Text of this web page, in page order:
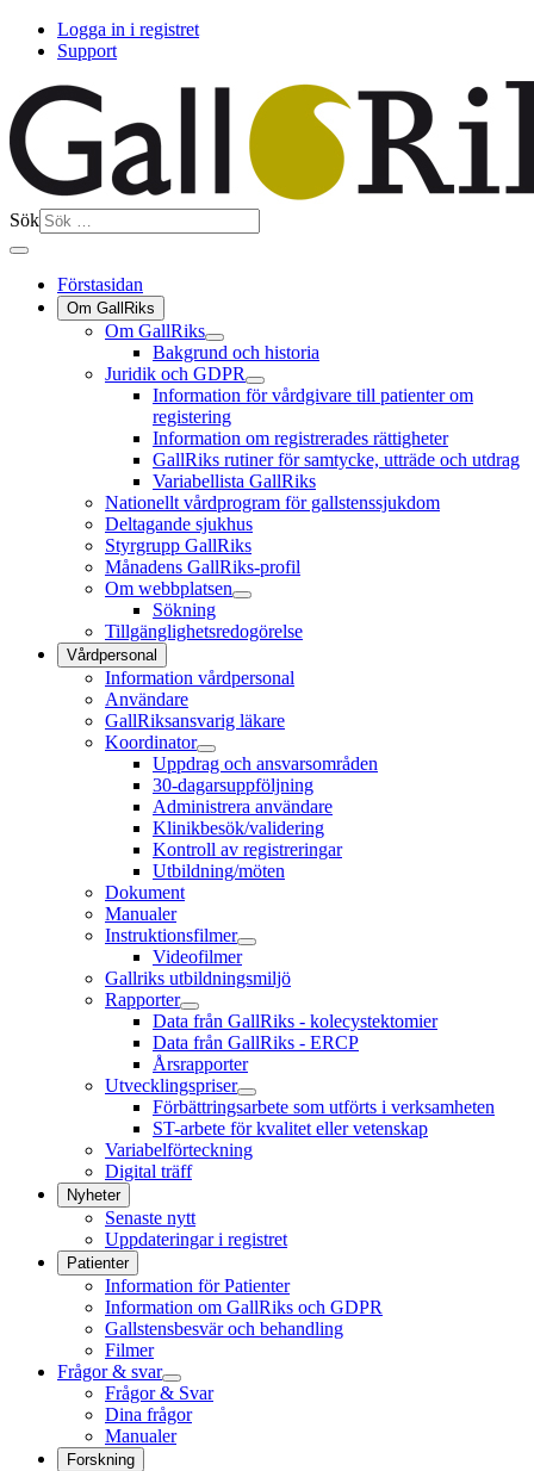
Logga in i registret
Support
Sök
Förstasidan
Om GallRiks
Om GallRiks
Bakgrund och historia
Juridik och GDPR
Information för vårdgivare till patienter om
registering
Information om registrerades rättigheter
GallRiks rutiner för samtycke, utträde och utdrag
Variabellista GallRiks
Nationellt vårdprogram för gallstenssjukdom
Deltagande sjukhus
Styrgrupp GallRiks
Månadens GallRiks-profil
Om webbplatsen
Sökning
Tillgänglighetsredogörelse
Vårdpersonal
Information vårdpersonal
Användare
GallRiksansvarig läkare
Koordinator
Uppdrag och ansvarsområden
30-dagarsuppföljning
Administrera användare
Klinikbesök/validering
Kontroll av registreringar
Utbildning/möten
Dokument
Manualer
Instruktionsfilmer
Videofilmer
Gallriks utbildningsmiljö
Rapporter
Data från GallRiks - kolecystektomier
Data från GallRiks - ERCP
Årsrapporter
Utvecklingspriser
Förbättringsarbete som utförts i verksamheten
ST-arbete för kvalitet eller vetenskap
Variabelförteckning
Digital träff
Nyheter
Senaste nytt
Uppdateringar i registret
Patienter
Information för Patienter
Information om GallRiks och GDPR
Gallstensbesvär och behandling
Filmer
Frågor & svar
Frågor & Svar
Dina frågor
Manualer
Forskning